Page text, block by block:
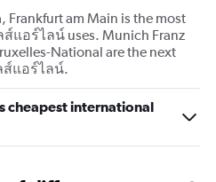
Frankfurt am Main is the most
แอร์ไลน์ uses. Munich Franz
National are the next
ส์แอร์ไลน์.
cheapest international